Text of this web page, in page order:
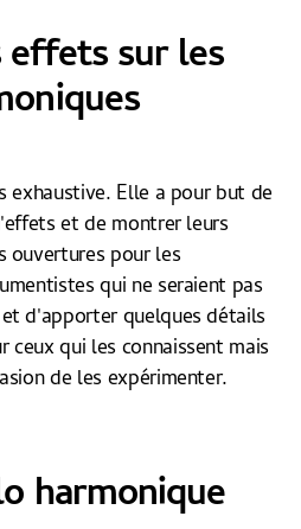
effets sur les
exhaustive. Elle a pour but de
et de montrer leurs
ouvertures pour les
qui ne seraient pas
d'apporter quelques détails
ceux qui les connaissent mais
de les expérimenter.
harmonique